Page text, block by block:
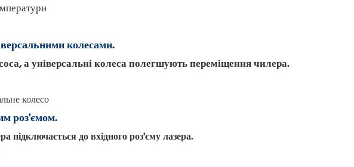
колесами.
а універсальні колеса полегшують переміщення чилера.
роз'ємом.
підключається до вхідного роз'єму лазера.